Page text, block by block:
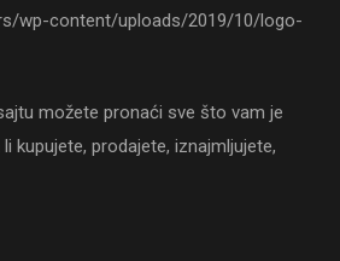
možete pronaći sve što vam je
kupujete, prodajete, iznajmljujete,